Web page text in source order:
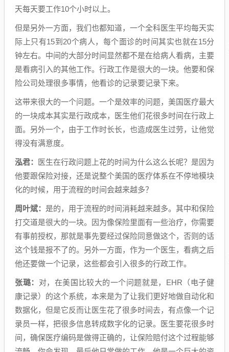
天每天要工作10个小时以上。
但是另外一方面，我们也都知道，一个全科医生平均每天实
际上只有15到20个病人，每个面诊的时间其实也就在15分
钟左右。中间的大部分时间显然都不是在给病人看病，主要
是看病引入的其他工作。行政工作是很大的一块。他要和保
险公司处理很多事情，他看诊的记录要记录下来。
这带来很大的一个问题。一个是效率的问题，美国医疗最大
的一块成本其实是行政成本，医生他们花很多时间在行政上
面。另外一个，由于工作时长长，也造成医生过劳，让他觉
得没有满意度。
泓君：
医生在行政问题上花的时间为什么这么长呢？是因为
他要跟保险对接，还是说整个美国的医疗体系在不停地模块
化的时候，用于流程的时间会越来越多？
周叶斌： 是的，用于流程的时间消耗越来越多。其中和保险
打交道是很大的一块。因为像保险里面有一些治疗，你需要
有事前授权，那就是事先要经过保险同意做这个，否则的话
这个钱是报不了的。另外一方面，作为一个医生，看病之后
他还要做一个记录，这些都会引入很多的行政工作。
张璐： 对，在美国比较大的一个问题就是，EHR（电子健
康记录）的这个系统，本来是为了让我们更好地做自动化和
数据化，但是它反而让医生花了很多时间去，有点像一个记
录员一样，把很多信息转成数字化的记录。医生要花很多时
间，确保医疗编码是做得正确的，让保险赔付这个过程能够